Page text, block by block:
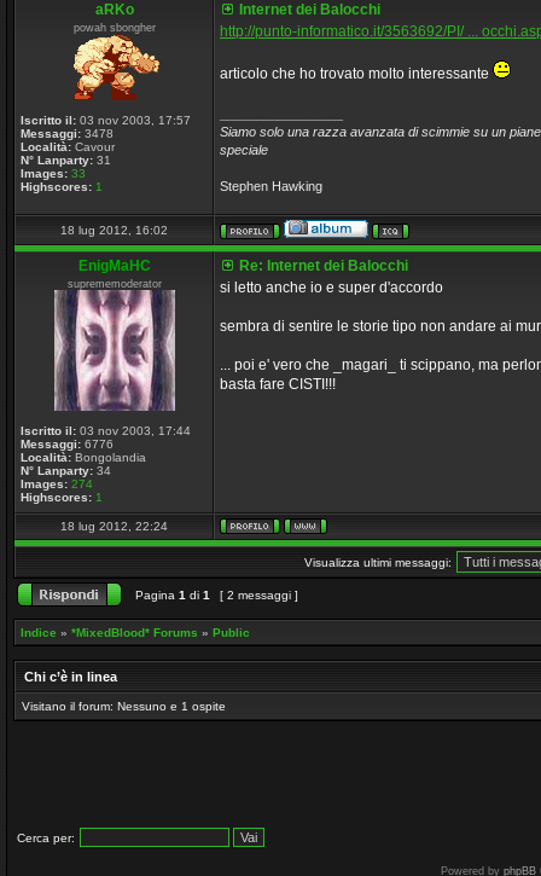
aRKo
powah sbongher
Iscritto il: 03 nov 2003, 17:57
Messaggi: 3478
Località: Cavour
N° Lanparty: 31
Images: 33
Highscores: 1
Internet dei Balocchi
http://punto-informatico.it/3563692/PI/ ...
articolo che ho trovato molto interessante
Siamo solo una razza avanzata di scimmie su un
speciale
Stephen Hawking
18 lug 2012, 16:02
EnigMaHC
suprememoderator
Iscritto il: 03 nov 2003, 17:44
Messaggi: 6776
Località: Bongolandia
N° Lanparty: 34
Images: 274
Highscores: 1
Re: Internet dei Balocchi
si letto anche io e super d'accordo
sembra di sentire le storie tipo non andare ai
... poi e' vero che _magari_ ti scippano, ma
basta fare CISTI!!!
18 lug 2012, 22:24
Visualizza ultimi messaggi:
Pagina 1 di 1 [ 2 messaggi ]
Indice » *MixedBlood* Forums » Public
Chi c’è in linea
Visitano il forum: Nessuno e 1 ospite
Cerca per:
Powered by phpBB